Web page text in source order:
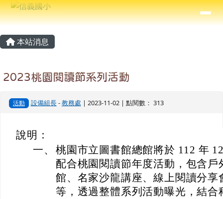
跳至主內容區
信義國小
⏸
導覽列
主內容區域
本站消息
2023桃園閱讀節系列活動
活動 設備組長-教務處 | 2023-11-02 | 點閱數： 313
說明：
一、 桃園市立圖書館總館將於 112 年
配合桃園閱讀節年度活動，包含
館、名家沙龍講座、線上閱讀分
等，透過整體系列活動曝光，結
頁尾區域